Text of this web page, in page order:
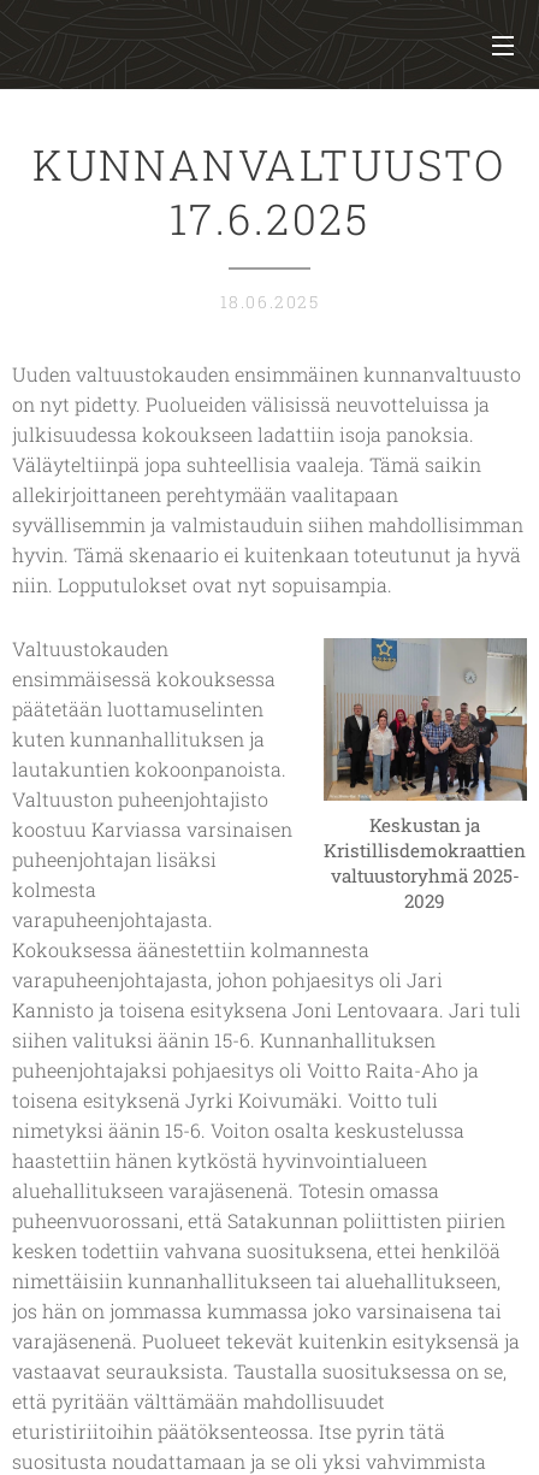
KUNNANVALTUUSTO
17.6.2025
18.06.2025
Uuden valtuustokauden ensimmäinen kunnanvaltuusto
on nyt pidetty. Puolueiden välisissä neuvotteluissa ja
julkisuudessa kokoukseen ladattiin isoja panoksia.
Väläyteltiinpä jopa suhteellisia vaaleja. Tämä saikin
allekirjoittaneen perehtymään vaalitapaan
syvällisemmin ja valmistauduin siihen mahdollisimman
hyvin. Tämä skenaario ei kuitenkaan toteutunut ja hyvä
niin. Lopputulokset ovat nyt sopuisampia.
Keskustan ja
Kristillisdemokraattien
valtuustoryhmä 2025-
2029
Valtuustokauden
ensimmäisessä kokouksessa
päätetään luottamuselinten
kuten kunnanhallituksen ja
lautakuntien kokoonpanoista.
Valtuuston puheenjohtajisto
koostuu Karviassa varsinaisen
puheenjohtajan lisäksi
kolmesta
varapuheenjohtajasta.
Kokouksessa äänestettiin kolmannesta
varapuheenjohtajasta, johon pohjaesitys oli Jari
Kannisto ja toisena esityksena Joni Lentovaara. Jari tuli
siihen valituksi äänin 15-6. Kunnanhallituksen
puheenjohtajaksi pohjaesitys oli Voitto Raita-Aho ja
toisena esityksenä Jyrki Koivumäki. Voitto tuli
nimetyksi äänin 15-6. Voiton osalta keskustelussa
haastettiin hänen kytköstä hyvinvointialueen
aluehallitukseen varajäsenenä. Totesin omassa
puheenvuorossani, että Satakunnan poliittisten piirien
kesken todettiin vahvana suosituksena, ettei henkilöä
nimettäisiin kunnanhallitukseen tai aluehallitukseen,
jos hän on jommassa kummassa joko varsinaisena tai
varajäsenenä. Puolueet tekevät kuitenkin esityksensä ja
vastaavat seurauksista. Taustalla suosituksessa on se,
että pyritään välttämään mahdollisuudet
eturistiriitoihin päätöksenteossa. Itse pyrin tätä
suositusta noudattamaan ja se oli yksi vahvimmista